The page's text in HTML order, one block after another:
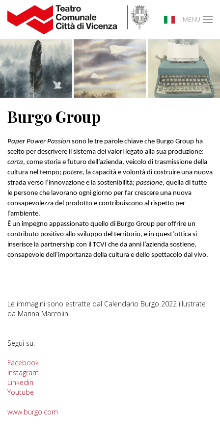
MENU
Burgo Group
Paper Power Passion sono le tre parole chiave che Burgo Group ha
scelto per descrivere il sistema dei valori legato alla sua produzione:
carta, come storia e futuro dell’azienda, veicolo di trasmissione della
cultura nel tempo; potere, la capacità e volontà di costruire una nuova
strada verso l’innovazione e la sostenibilità; passione, quella di tutte
le persone che lavorano ogni giorno per far crescere una nuova
consapevolezza del prodotto e contribuiscono al rispetto per
l’ambiente.
È un impegno appassionato quello di Burgo Group per offrire un
contributo positivo allo sviluppo del territorio, e in quest’ottica si
inserisce la partnership con il TCVI che da anni l’azienda sostiene,
consapevole dell’importanza della cultura e dello spettacolo dal vivo.
Le immagini sono estratte dal Calendario Burgo 2022 illustrate
da Marina Marcolin
Segui su:
Facebook
Instagram
Linkedin
Youtube
www.burgo.com